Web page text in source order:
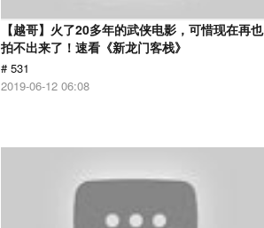
【越哥】火了20多年的武侠电影，可惜现在再也
拍不出来了！速看《新龙门客栈》
# 531
2019-06-12 06:08